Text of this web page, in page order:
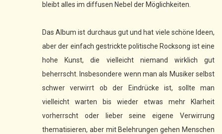
bleibt alles im diffusen Nebel der Möglichkeiten.
Das Album ist durchaus gut und hat viele schöne Ideen,
aber der einfach gestrickte politische Rocksong ist eine
hohe Kunst, die vielleicht niemand wirklich gut
beherrscht. Insbesondere wenn man als Musiker selbst
schwer verwirrt ob der Eindrücke ist, sollte man
vielleicht warten bis wieder etwas mehr Klarheit
vorherrscht oder lieber seine eigene Verwirrung
thematisieren, aber mit Belehrungen gehen Menschen